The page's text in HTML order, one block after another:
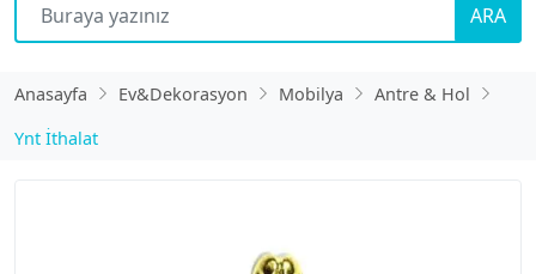
ARA
Anasayfa Ev&Dekorasyon Mobilya
Antre & Hol
Ynt İthalat